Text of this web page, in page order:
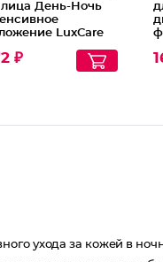
День-Ночь
LuxCare
₽
ухода за кожей в